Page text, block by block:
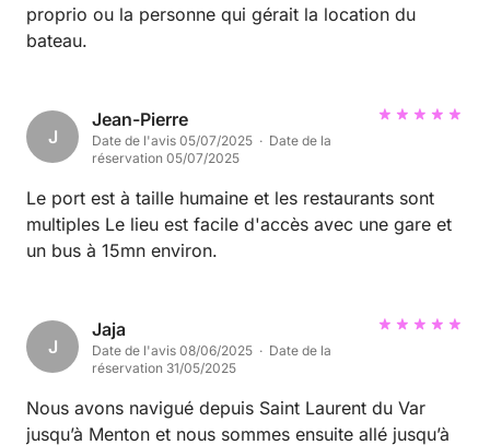
proprio ou la personne qui gérait la location du
bateau.
J
Jean-Pierre
Date de l'avis 05/07/2025 · Date de la
réservation 05/07/2025
Le port est à taille humaine et les restaurants sont
multiples Le lieu est facile d'accès avec une gare et
un bus à 15mn environ.
J
Jaja
Date de l'avis 08/06/2025 · Date de la
réservation 31/05/2025
Nous avons navigué depuis Saint Laurent du Var
jusqu’à Menton et nous sommes ensuite allé jusqu’à